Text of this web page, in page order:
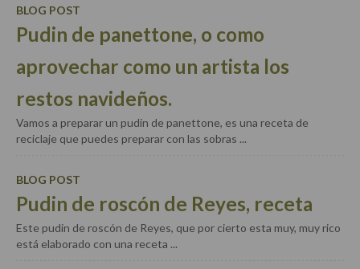
Flores en la cocina recetas
Técnicas de emplatado
El mundo del vino y las bebidas
Tiendas especiales
decoración
Especias, hierbas, condimentos, espesantes y aditivos
Historia de la gastronomía, platos celebres, cocineros,
BLOG POST
Pudin de panettone, o como
aprovechar como un artista los
restos navideños.
Vamos a preparar un pudin de panettone, es una receta de
reciclaje que puedes preparar con las sobras ...
BLOG POST
Pudin de roscón de Reyes, receta
Este pudin de roscón de Reyes, que por cierto esta muy, muy rico
está elaborado con una receta ...